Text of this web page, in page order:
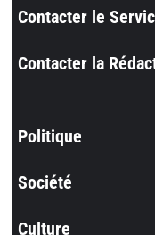
Contacter le
Contacter la
Politique
Société
Culture